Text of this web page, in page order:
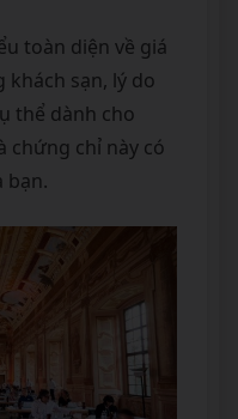
toàn diện về giá
khách sạn, lý do
thể dành cho
chứng chỉ này có
bạn.